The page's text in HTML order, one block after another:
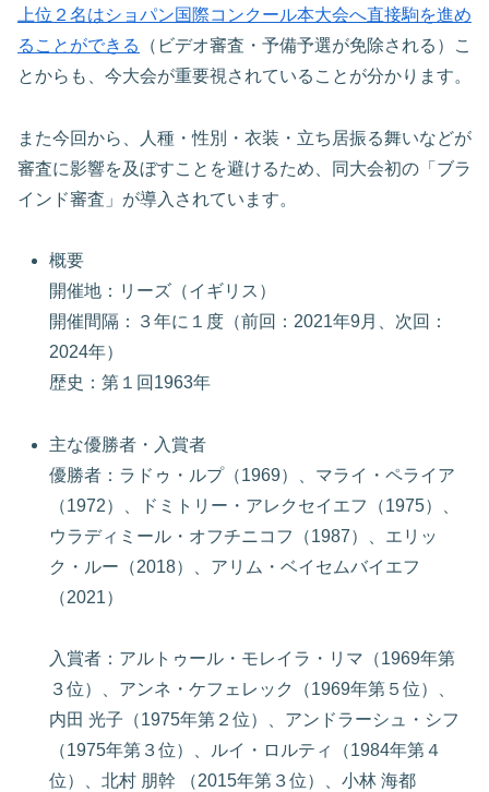
上位２名はショパン国際コンクール本大会へ直接駒を進め
ることができる
（ビデオ審査・予備予選が免除される）こ
とからも、今大会が重要視されていることが分かります。
また今回から、人種・性別・衣装・立ち居振る舞いなどが
審査に影響を及ぼすことを避けるため、同大会初の「ブラ
インド審査」が導入されています。
概要
開催地：リーズ（イギリス）
開催間隔：３年に１度（前回：2021年9月、次回：
2024年）
歴史：第１回1963年
主な優勝者・入賞者
優勝者：ラドゥ・ルプ（1969）、マライ・ペライア
（1972）、ドミトリー・アレクセイエフ（1975）、
ウラディミール・オフチニコフ（1987）、エリッ
ク・ルー（2018）、アリム・ベイセムバイエフ
（2021）
入賞者：アルトゥール・モレイラ・リマ（1969年第
３位）、アンネ・ケフェレック（1969年第５位）、
内田 光子（1975年第２位）、アンドラーシュ・シフ
（1975年第３位）、ルイ・ロルティ（1984年第４
位）、北村 朋幹 （2015年第３位）、小林 海都